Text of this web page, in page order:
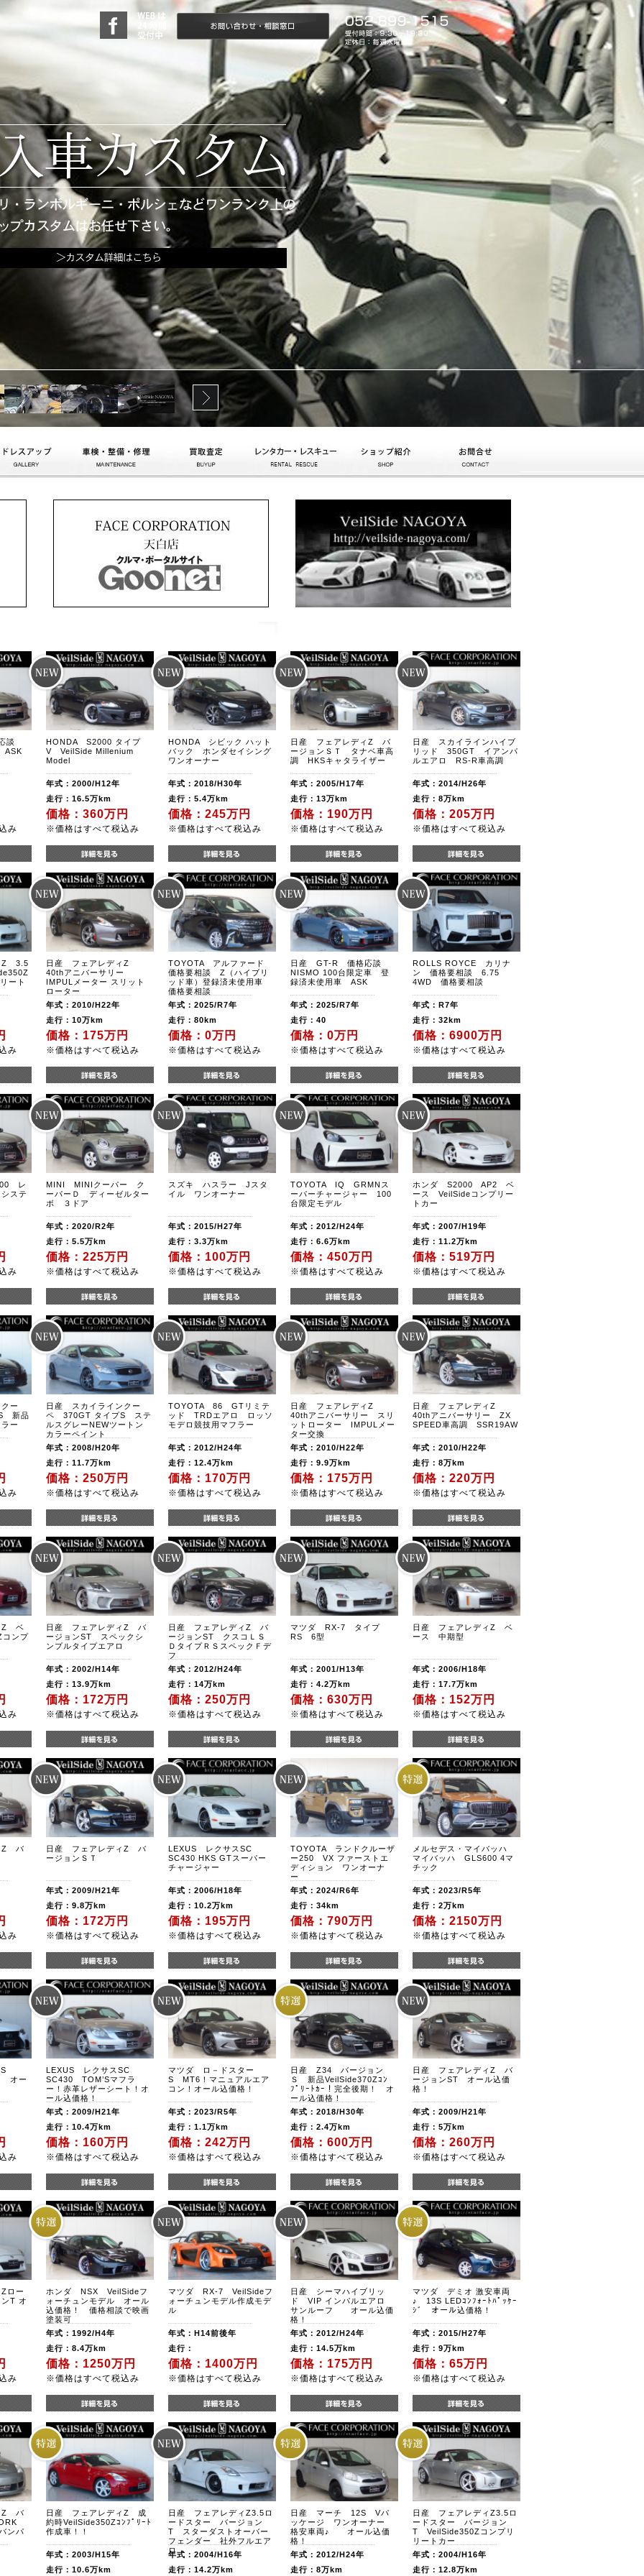
談
ASK
み
HONDA S2000 タイプ
V VeilSide Millenium
Model
年式：2000/H12年
走行：16.5万km
価格：360万円
※価格はすべて税込み
HONDA シビック ハット
バック ホンダセイシング
ワンオーナー
年式：2018/H30年
走行：5.4万km
価格：245万円
※価格はすべて税込み
日産 フェアレディZ バ
ージョンＳＴ タナベ車高
調 HKSキャタライザー
年式：2005/H17年
走行：13万km
価格：190万円
※価格はすべて税込み
日産 スカイラインハイブ
リッド 350GT イアンパ
ルエアロ RS-R車高調
年式：2014/H26年
走行：8万km
価格：205万円
※価格はすべて税込み
Z 3.5
ート
み
日産 フェアレディZ
40thアニバーサリー
IMPULメーター スリット
ローター
年式：2010/H22年
走行：10万km
価格：175万円
※価格はすべて税込み
TOYOTA アルファード
価格要相談 Z（ハイブリ
ッド車）登録済未使用車
価格要相談
年式：2025/R7年
走行：80km
価格：0万円
※価格はすべて税込み
日産 GT-R 価格応談
NISMO 100台限定車 登
録済未使用車 ASK
年式：2025/R7年
走行：40
価格：0万円
※価格はすべて税込み
ROLLS ROYCE カリナ
ン 価格要相談 6.75
4WD 価格要相談
年式：R7年
走行：32km
価格：6900万円
※価格はすべて税込み
レ
ステ
み
MINI MINIクーパー ク
ーパーＤ ディーゼルター
ボ ３ドア
年式：2020/R2年
走行：5.5万km
価格：225万円
※価格はすべて税込み
スズキ ハスラー Jスタ
イル ワンオーナー
年式：2015/H27年
走行：3.3万km
価格：100万円
※価格はすべて税込み
TOYOTA IQ GRMNス
ーパーチャージャー 100
台限定モデル
年式：2012/H24年
走行：6.6万km
価格：450万円
※価格はすべて税込み
ホンダ S2000 AP2 ベ
ース VeilSideコンプリー
トカー
年式：2007/H19年
走行：11.2万km
価格：519万円
※価格はすべて税込み
ー
新品
ラー
み
日産 スカイラインクー
ペ 370GT タイプS ステ
ルスグレーNEWツートン
カラーペイント
年式：2008/H20年
走行：11.7万km
価格：250万円
※価格はすべて税込み
TOYOTA 86 GTリミテ
ッド TRDエアロ ロッソ
モデロ競技用マフラー
年式：2012/H24年
走行：12.4万km
価格：170万円
※価格はすべて税込み
日産 フェアレディZ
40thアニバーサリー スリ
ットローター IMPULメー
ター交換
年式：2010/H22年
走行：9.9万km
価格：175万円
※価格はすべて税込み
日産 フェアレディZ
40thアニバーサリー ZX
SPEED車高調 SSR19AW
年式：2010/H22年
走行：8万km
価格：220万円
※価格はすべて税込み
Z ベ
ンプ
み
日産 フェアレディZ バ
ージョンST スペックシ
ンプルタイプエアロ
年式：2002/H14年
走行：13.9万km
価格：172万円
※価格はすべて税込み
日産 フェアレディZ バ
ージョンST クスコＬＳ
ＤタイプＲＳスペックＦデ
フ
年式：2012/H24年
走行：14万km
価格：250万円
※価格はすべて税込み
マツダ RX-7 タイプ
RS 6型
年式：2001/H13年
走行：4.2万km
価格：630万円
※価格はすべて税込み
日産 フェアレディZ ベ
ース 中期型
年式：2006/H18年
走行：17.7万km
価格：152万円
※価格はすべて税込み
Z バ
み
日産 フェアレディZ バ
ージョンＳＴ
年式：2009/H21年
走行：9.8万km
価格：172万円
※価格はすべて税込み
LEXUS レクサスSC
SC430 HKS GTスーパー
チャージャー
年式：2006/H18年
走行：10.2万km
価格：195万円
※価格はすべて税込み
TOYOTA ランドクルーザ
ー250 VX ファーストエ
ディション ワンオーナ
ー
年式：2024/R6年
走行：34km
価格：790万円
※価格はすべて税込み
メルセデス・マイバッハ
マイバッハ GLS600 4マ
チック
年式：2023/R5年
走行：2万km
価格：2150万円
※価格はすべて税込み
オー
み
LEXUS レクサスSC
SC430 TOM’Sマフラ
ー！赤革レザーシート！オ
ール込価格！
年式：2009/H21年
走行：10.4万km
価格：160万円
※価格はすべて税込み
マツダ ロ－ドスター
S MT6！マニュアルエア
コン！オール込価格！
年式：2023/R5年
走行：1.1万km
価格：242万円
※価格はすべて税込み
日産 Z34 バージョン
Ｓ 新品VeilSide370Zｺﾝ
ﾌﾟﾘｰﾄｶｰ！完全後期！ オ
ール込価格！
年式：2018/H30年
走行：2.4万km
価格：600万円
※価格はすべて税込み
日産 フェアレディZ バ
ージョンST オール込価
格！
年式：2009/H21年
走行：5万km
価格：260万円
※価格はすべて税込み
ロー
T オ
み
ホンダ NSX VeilSideフ
ォーチュンモデル オール
込価格！ 価格相談で映画
塗装可
年式：1992/H4年
走行：8.4万km
価格：1250万円
※価格はすべて税込み
マツダ RX-7 VeilSideフ
ォーチュンモデル作成モデ
ル
年式：H14前後年
走行：
価格：1400万円
※価格はすべて税込み
日産 シーマハイブリッ
ド VIP インパルエアロ
サンルーフ オール込価
格！
年式：2012/H24年
走行：14.5万km
価格：175万円
※価格はすべて税込み
マツダ デミオ 激安車両
♪ 13S LEDｺﾝﾌｫｰﾄﾊﾟｯｹｰ
ｼﾞ オール込価格！
年式：2015/H27年
走行：9万km
価格：65万円
※価格はすべて税込み
Z バ
ンパ
日産 フェアレディZ 成
約時VeilSide350Zｺﾝﾌﾟﾘｰﾄ
作成車！！
年式：2003/H15年
走行：10.6万km
日産 フェアレディZ3.5ロ
ードスター バージョン
T スターダストオーバー
フェンダー 社外フルエア
ロ
年式：2004/H16年
走行：14.2万km
日産 マーチ 12S Vパ
ッケージ ワンオーナー
格安車両♪ オール込価
格！
年式：2012/H24年
走行：8万km
日産 フェアレディZ3.5ロ
ードスター バージョン
T VeilSide350Zコンプリ
リートカー
年式：2004/H16年
走行：12.8万km